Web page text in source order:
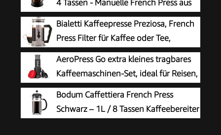
4 Tassen - Manuelle French Press aus
Borosilikatglas und Edelstahl -
Spülmaschinenfest - Made in Portugal
Bialetti Kaffeepresse Preziosa, French
Press Filter für Kaffee oder Tee,
Gehäuse aus Edelstahl und Behälter
aus Borosilikatglas, spülmaschinenfest, 1 Liter, 8
Tassen, Silber
AeroPress Go extra kleines tragbares
Kaffeemaschinen-Set, ideal für Reisen,
Wandern & Camping, All-in-One
French Press, manuelle Espresso- & Pour-Over-
Kaffeemaschine, 2 Min Brühzeit
Bodum Caffettiera French Press
Schwarz – 1L / 8 Tassen Kaffeebereiter